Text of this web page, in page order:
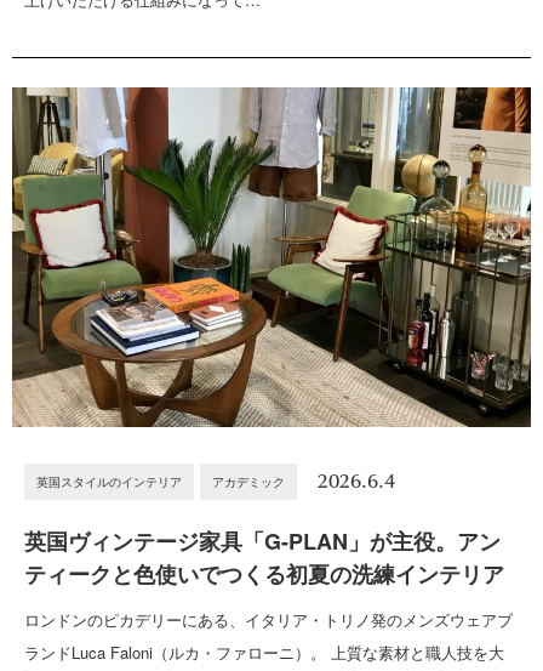
英国スタイルのインテリア アカデミック 2026.6.4
英国ヴィンテージ家具「G-PLAN」が主役。アン
ティークと色使いでつくる初夏の洗練インテリア
ロンドンのピカデリーにある、イタリア・トリノ発のメンズウェアブ
ランドLuca Faloni（ルカ・ファローニ）。 上質な素材と職人技を大